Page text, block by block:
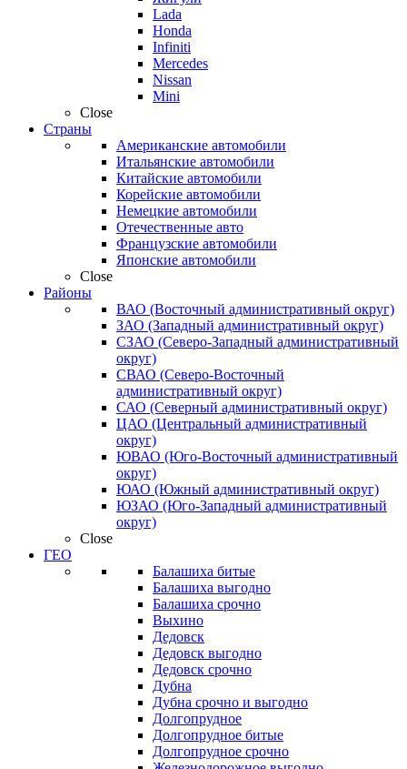
Lada
Honda
Infiniti
Mercedes
Nissan
Mini
Close
Страны
Американские автомобили
Итальянские автомобили
Китайские автомобили
Корейские автомобили
Немецкие автомобили
Отечественные авто
Французские автомобили
Японские автомобили
Close
Районы
ВАО (Восточный административный округ)
ЗАО (Западный административный округ)
СЗАО (Северо-Западный административный
округ)
СВАО (Северо-Восточный
административный округ)
САО (Северный административный округ)
ЦАО (Центральный административный
округ)
ЮВАО (Юго-Восточный административный
округ)
ЮАО (Южный административный округ)
ЮЗАО (Юго-Западный административный
округ)
Close
ГЕО
Балашиха битые
Балашиха выгодно
Балашиха срочно
Выхино
Дедовск
Дедовск выгодно
Дедовск срочно
Дубна
Дубна срочно и выгодно
Долгопрудное
Долгопрудное битые
Долгопрудное срочно